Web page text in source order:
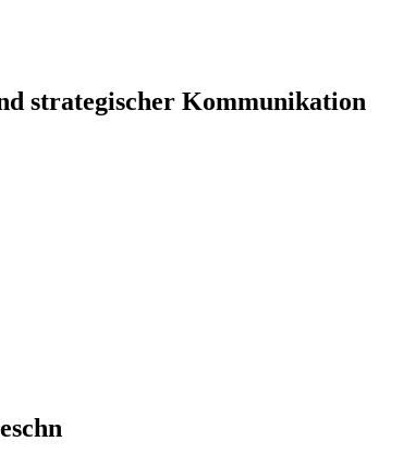
strategischer Kommunikation